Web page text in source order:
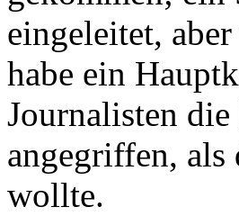
eingeleitet,
habe ein
Journalisten
angegriffen, als
wollte.